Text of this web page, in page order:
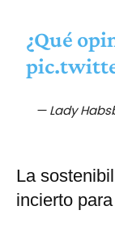
¿Qué
— Lady
La
incierto